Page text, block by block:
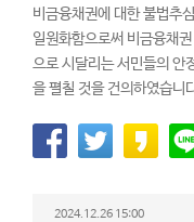
비금융채권에 대한 불법추
일원화함으로써 비금융채
으로 시달리는 서민들의 안
을 펼칠 것을 건의하였습니
2024.12.26 15:00